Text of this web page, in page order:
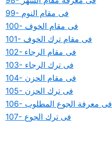
99- فى مقام النوم
100- فى مقام الخوف
101- فى مقام ترك الخوف
102- فى مقام الرجاء
103- فى ترك الرجاء
104- فى مقام الحزن
105- فى ترك الحزن
106- فى معرفة الجوع المطلوب
107- فى ترك الجوع